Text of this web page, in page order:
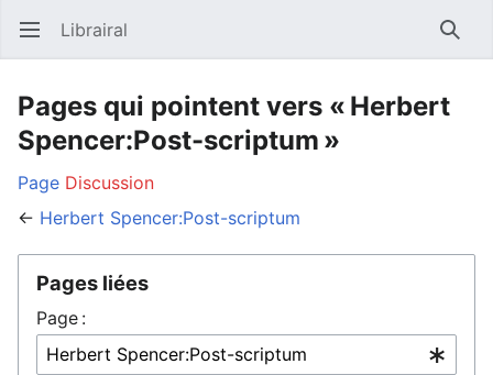
Ouvrir le menu principal Librairal
Pages qui pointent vers « Herbert
Spencer:Post-scriptum »
Page Discussion
← Herbert Spencer:Post-scriptum
Pages liées
Page :